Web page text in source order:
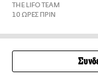
THE LIFO TEAM
10 ΩΡΕΣ ΠΡΙΝ